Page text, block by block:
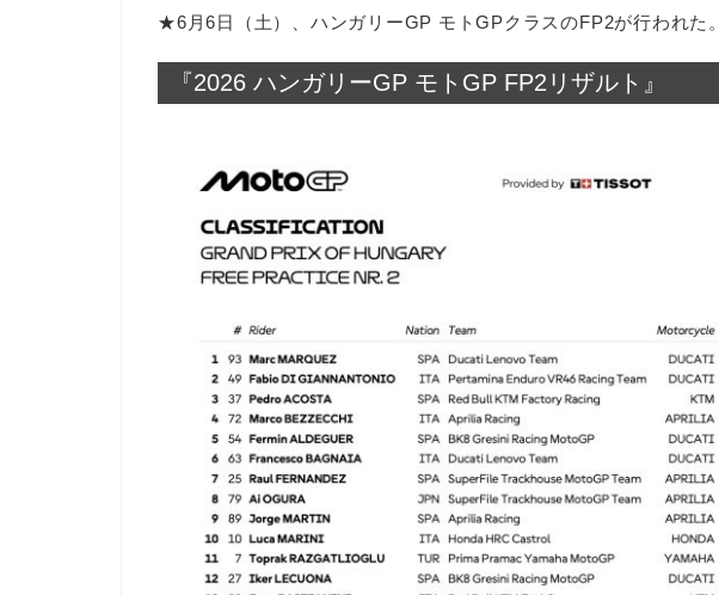
★6月6日（土）、ハンガリーGP モトGPクラスのFP2が行われた。
『2026 ハンガリーGP モトGP FP2リザルト』